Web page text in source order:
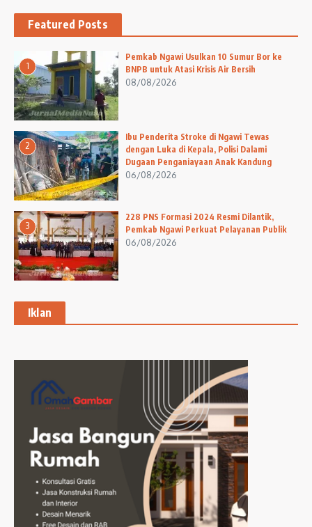
Featured Posts
1
Pemkab Ngawi Usulkan 10 Sumur Bor ke
BNPB untuk Atasi Krisis Air Bersih
08/08/2026
2
Ibu Penderita Stroke di Ngawi Tewas
dengan Luka di Kepala, Polisi Dalami
Dugaan Penganiayaan Anak Kandung
06/08/2026
3
228 PNS Formasi 2024 Resmi Dilantik,
Pemkab Ngawi Perkuat Pelayanan Publik
06/08/2026
Iklan